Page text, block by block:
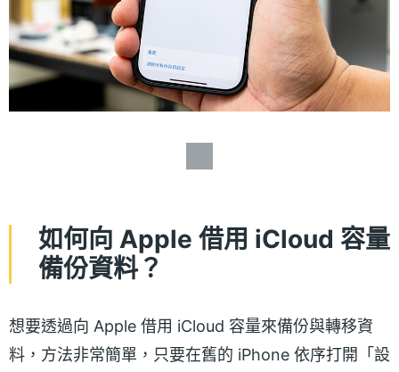
如何向 Apple 借用 iCloud 容量
備份資料？
想要透過向 Apple 借用 iCloud 容量來備份與轉移資
料，方法非常簡單，只要在舊的 iPhone 依序打開「設